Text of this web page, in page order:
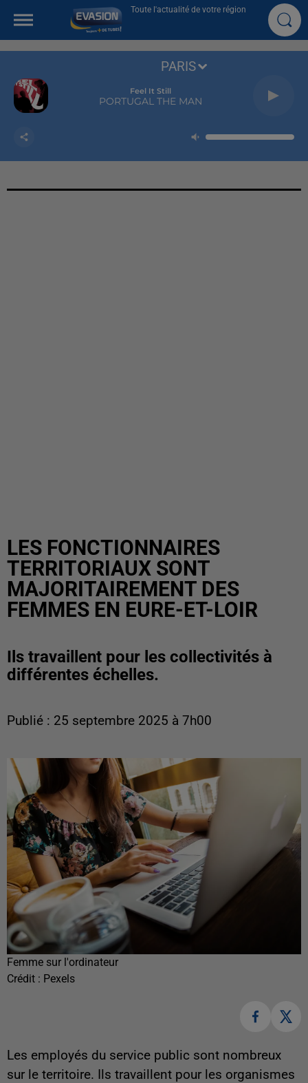
Toute l'actualité de votre région
Feel It Still
PORTUGAL THE MAN
PARIS
LES FONCTIONNAIRES
TERRITORIAUX SONT
MAJORITAIREMENT DES
FEMMES EN EURE-ET-LOIR
Ils travaillent pour les collectivités à
différentes échelles.
Publié : 25 septembre 2025 à 7h00
Femme sur l'ordinateur
Crédit : Pexels
Les employés du service public sont nombreux
sur le territoire. Ils travaillent pour les organismes